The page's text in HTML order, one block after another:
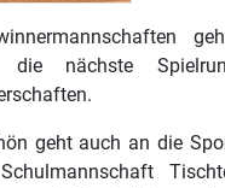
die nächste
geht auch an die